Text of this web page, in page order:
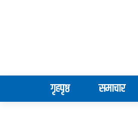
गृहपृष्ठ समाचार